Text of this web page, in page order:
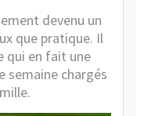
devenu un
que pratique. Il
qui en fait une
semaine chargés